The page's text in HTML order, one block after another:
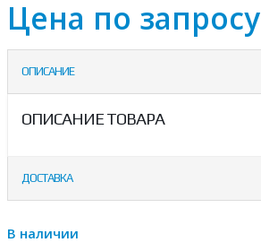
Цена по запросу
ОПИСАНИЕ
ОПИСАНИЕ ТОВАРА
ДОСТАВКА
В наличии